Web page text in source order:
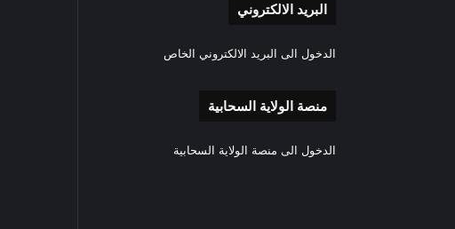
البريد الالكتروني
الدخول الى البريد الالكتروني الخاص
منصة الولاية السحابية
الدخول الى منصة الولاية السحابية